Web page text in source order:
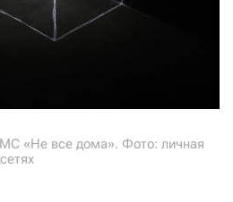
«Не все дома». Фото: личная